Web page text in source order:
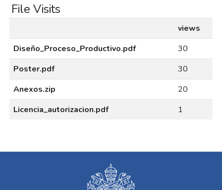
File Visits
views
Diseño_Proceso_Productivo.pdf
30
Poster.pdf
30
Anexos.zip
20
Licencia_autorizacion.pdf
1